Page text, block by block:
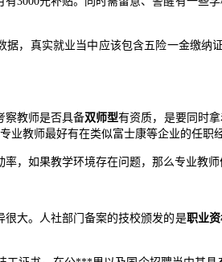
据，真实就业当中应该包含五险一金缴纳
察教师是否具备双师型有资质，是要同时
业教师最好有在类似富士康等企业的任职经
，如果教学环境存在问题，那么专业教师
很大。人社部门备案的技校颁发的是职业